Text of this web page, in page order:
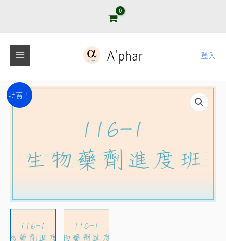
A'phar 登入
特賣！
格：
NT$5,800。
價
格：
NT$3,200。
116-
1
班